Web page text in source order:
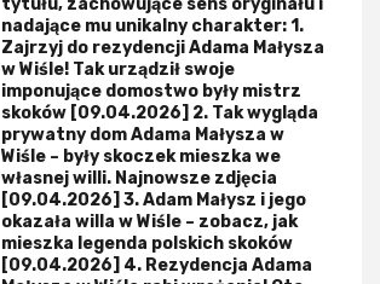
tytułu, zachowujące sens oryginału i
nadające mu unikalny charakter: 1.
Zajrzyj do rezydencji Adama Małysza
w Wiśle! Tak urządził swoje
imponujące domostwo były mistrz
skoków [09.04.2026] 2. Tak wygląda
prywatny dom Adama Małysza w
Wiśle – były skoczek mieszka we
własnej willi. Najnowsze zdjęcia
[09.04.2026] 3. Adam Małysz i jego
okazała willa w Wiśle – zobacz, jak
mieszka legenda polskich skoków
[09.04.2026] 4. Rezydencja Adama